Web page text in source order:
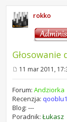
rokko
Głosowanie
o
s
11 mar 2011,
Forum: Andziorka
Recenzja:
Blog: ---
Poradnik: Łukasz